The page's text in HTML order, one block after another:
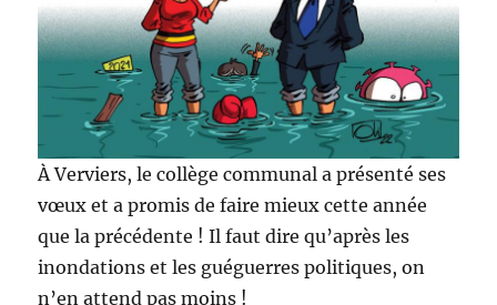
À Verviers, le collège communal a présenté ses
vœux et a promis de faire mieux cette année
que la précédente ! Il faut dire qu’après les
inondations et les guéguerres politiques, on
n’en attend pas moins !